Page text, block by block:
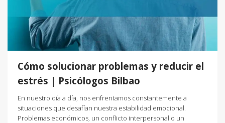
Cómo solucionar problemas y reducir el
estrés | Psicólogos Bilbao
En nuestro día a día, nos enfrentamos constantemente a
situaciones que desafían nuestra estabilidad emocional.
Problemas económicos, un conflicto interpersonal o un